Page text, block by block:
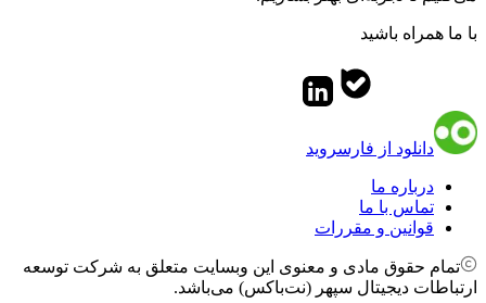
با ما همراه باشید
دانلود از فارسروید
درباره ما
تماس با ما
قوانین و مقررات
تمام حقوق مادی و معنوی این وبسایت متعلق به شرکت توسعه
ارتباطات دیجیتال سپهر (نت‌باکس) می‌باشد.